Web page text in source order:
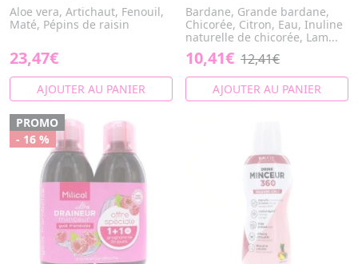
Aloe vera, Artichaut, Fenouil,
Maté, Pépins de raisin
23,47€
AJOUTER AU PANIER
Bardane, Grande bardane,
Chicorée, Citron, Eau, Inuline
naturelle de chicorée, Lam...
10,41€ 12,41€
AJOUTER AU PANIER
PROMO
- 16 %